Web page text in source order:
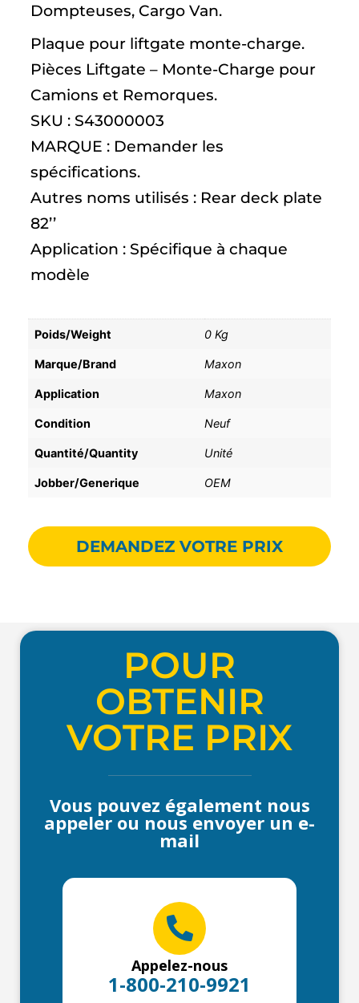
Dompteuses, Cargo Van.
Plaque pour liftgate monte-charge.
Pièces Liftgate – Monte-Charge pour
Camions et Remorques.
SKU : S43000003
MARQUE : Demander les
spécifications.
Autres noms utilisés : Rear deck plate
82’’
Application : Spécifique à chaque
modèle
Poids/Weight 0 Kg
Marque/Brand Maxon
Application Maxon
Condition Neuf
Quantité/Quantity Unité
Jobber/Generique OEM
DEMANDEZ VOTRE PRIX
POUR
OBTENIR
VOTRE PRIX
Vous pouvez également nous
appeler ou nous envoyer un e-
mail
Appelez-nous
1-800-210-9921